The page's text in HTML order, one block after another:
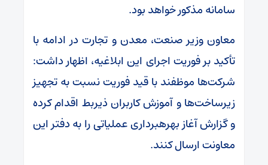
سامانه مذکور خواهد بود.
معاون وزیر صنعت، معدن و تجارت در ادامه با
تأکید بر فوریت اجرای این ابلاغیه، اظهار داشت:
شرکت‌ها موظفند با قید فوریت نسبت به تجهیز
زیرساخت‌ها و آموزش کاربران ذیربط اقدام کرده
و گزارش آغاز بهرهبرداری عملیاتی را به دفتر این
معاونت ارسال کنند.